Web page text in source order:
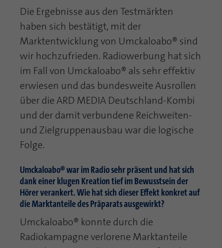
Die Ergebnisse aus den Testmärkten
haben sich bestätigt, mit der
Marktentwicklung von Umckaloabo® sind
wir hochzufrieden. Radiowerbung hat sich
im Fall von Umckaloabo® als sehr effektiv
erwiesen und das bundesweite Ausrollen
über die ARD MEDIA Deutschland-Kombi
und der damit verbundene Reichweiten-
und Zielgruppenausbau war die logische
Folge.
Umckaloabo® war im Radio sehr präsent und hat sich
dank einer klugen Kreation tief im Bewusstsein der
Hörer verankert. Wie hat sich dieser Effekt konkret auf
die Marktanteile des Präparats ausgewirkt?
Umckaloabo® konnte durch die
Radiokampagne verlorene Marktanteile